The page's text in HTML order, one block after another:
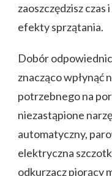
zaoszczędzisz czas
efekty sprzątania.
Dobór
znacząco wpłynąć
potrzebnego na
niezastąpione
automatyczny,
elektryczna
odkurzacz piorący